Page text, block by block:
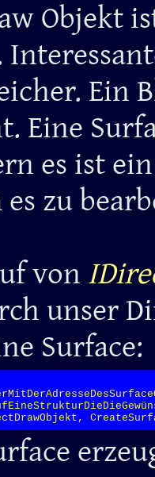
Objekt
Ein
Eine
es ist
zu
von
unser
Surface: